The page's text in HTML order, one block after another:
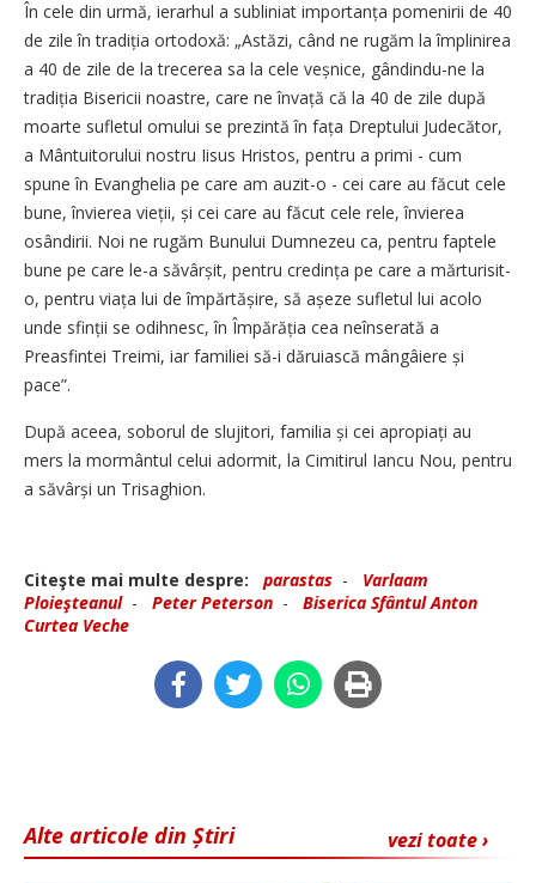
În cele din urmă, ierarhul a subliniat importanța pomenirii de 40
de zile în tradiția ortodoxă: „Astăzi, când ne rugăm la împlinirea
a 40 de zile de la trecerea sa la cele veș­nice, gândindu-ne la
tradiția Bisericii noastre, care ne învață că la 40 de zile după
moarte sufletul omului se prezintă în fața Dreptului Judecător,
a Mântuitorului nostru Iisus Hristos, pentru a primi - cum
spune în Evanghelia pe care am auzit-o - cei care au făcut cele
bune, învierea vieții, și cei care au făcut cele rele, învierea
osândirii. Noi ne rugăm Bunului Dumnezeu ca, pentru faptele
bune pe care le-a săvâr­șit, pentru credința pe care a mărturisit-
o, pentru viața lui de împăr­tășire, să așeze sufletul lui acolo
unde sfinții se odihnesc, în Împă­răția cea neînserată a
Preasfintei Treimi, iar familiei să-i dăruiască mângâiere și
pace”.
După aceea, soborul de slujitori, familia și cei apropiați au
mers la mormântul celui adormit, la Cimitirul Iancu Nou, pentru
a săvârși un Trisaghion.
Citeşte mai multe despre: parastas - Varlaam
Ploieşteanul- Peter Peterson - Biserica Sfântul Anton
Curtea Veche
vezi toate ›
Alte articole din Știri